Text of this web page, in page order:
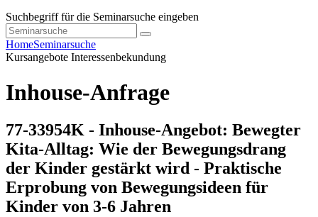
Suchbegriff für die Seminarsuche eingeben
HomeSeminarsuche
Kursangebote Interessenbekundung
Inhouse-Anfrage
77-33954K - Inhouse-Angebot: Bewegter
Kita-Alltag: Wie der Bewegungsdrang
der Kinder gestärkt wird - Praktische
Erprobung von Bewegungsideen für
Kinder von 3-6 Jahren